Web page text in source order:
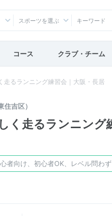
スポーツを選ぶ
コース クラブ・チーム
走るランニング練習会｜大阪・長居
住吉区）
く走るランニング
者向け、初心者OK、レベル問わず